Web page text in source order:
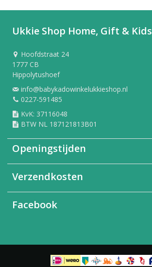
Ukkie Shop Home, Gift & Kids
Hoofdstraat 24
1777 CB
Hippolytushoef
info@babykadowinkelukkieshop.nl
0227-591485
KvK: 37116048
BTW NL 187121813B01
Openingstijden
Verzendkosten
Facebook